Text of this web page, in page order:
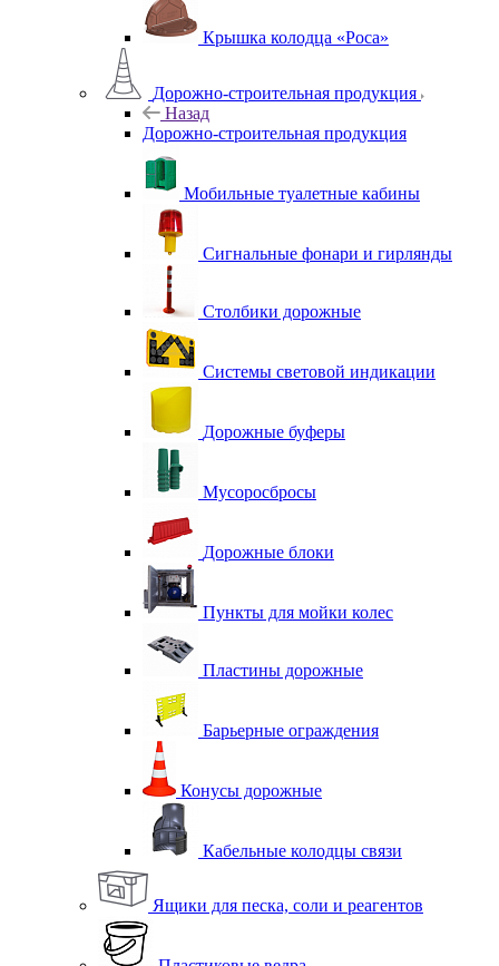
Крышка колодца «Роса»
Дорожно-строительная продукция
Назад
Дорожно-строительная продукция
Мобильные туалетные кабины
Сигнальные фонари и гирлянды
Столбики дорожные
Системы световой индикации
Дорожные буферы
Мусоросбросы
Дорожные блоки
Пункты для мойки колес
Пластины дорожные
Барьерные ограждения
Конусы дорожные
Кабельные колодцы связи
Ящики для песка, соли и реагентов